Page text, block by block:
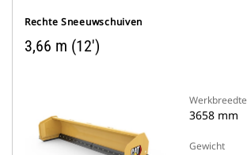
Rechte Sneeuwschuiven
3,66 m (12')
Werkbreedte
3658 mm
Gewicht